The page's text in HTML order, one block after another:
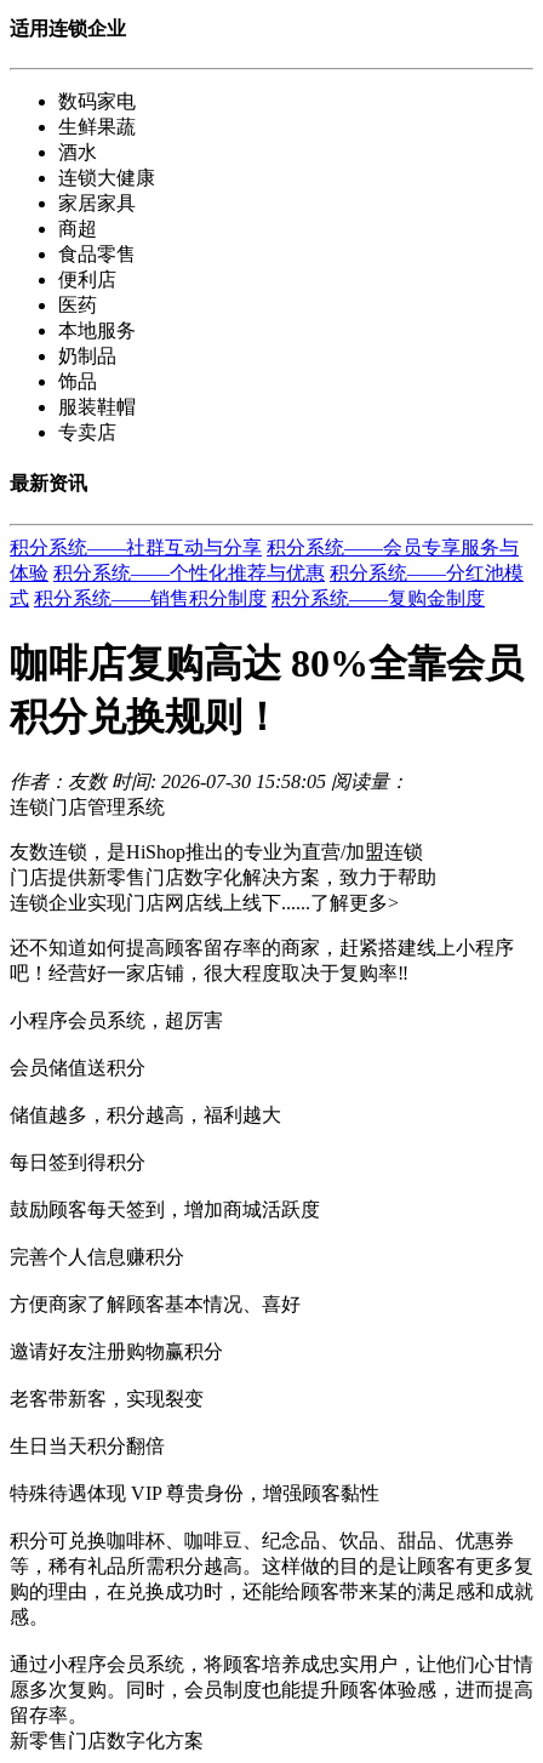
适用连锁企业
数码家电
生鲜果蔬
酒水
连锁大健康
家居家具
商超
食品零售
便利店
医药
本地服务
奶制品
饰品
服装鞋帽
专卖店
最新资讯
积分系统——社群互动与分享 积分系统——会员专享服务与
体验 积分系统——个性化推荐与优惠 积分系统——分红池模
式 积分系统——销售积分制度 积分系统——复购金制度
咖啡店复购高达 80%全靠会员
积分兑换规则！
作者：友数 时间: 2026-07-30 15:58:05 阅读量：
连锁门店管理系统
友数连锁，是HiShop推出的专业为直营/加盟连锁
门店提供新零售门店数字化解决方案，致力于帮助
连锁企业实现门店网店线上线下......了解更多>
还不知道如何提高顾客留存率的商家，赶紧搭建线上小程序
吧！经营好一家店铺，很大程度取决于复购率‼️
小程序会员系统，超厉害
会员储值送积分
储值越多，积分越高，福利越大
每日签到得积分
鼓励顾客每天签到，增加商城活跃度
完善个人信息赚积分
方便商家了解顾客基本情况、喜好
邀请好友注册购物赢积分
老客带新客，实现裂变
生日当天积分翻倍
特殊待遇体现 VIP 尊贵身份，增强顾客黏性
积分可兑换咖啡杯、咖啡豆、纪念品、饮品、甜品、优惠券
等，稀有礼品所需积分越高。这样做的目的是让顾客有更多复
购的理由，在兑换成功时，还能给顾客带来某的满足感和成就
感。
通过小程序会员系统，将顾客培养成忠实用户，让他们心甘情
愿多次复购。同时，会员制度也能提升顾客体验感，进而提高
留存率。
新零售门店数字化方案